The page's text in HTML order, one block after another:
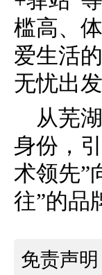
槛高、
爱生活
无忧出发
从芜
身份，
术领先”
往”的品
免责声